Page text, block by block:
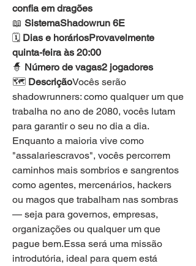
confia em dragões
📖 SistemaShadowrun 6E
🗓️ Dias e horáriosProvavelmente
quinta-feira às 20:00
🧙 Número de vagas2 jogadores
🗺️ DescriçãoVocês serão
shadowrunners: como qualquer um que
trabalha no ano de 2080, vocês lutam
para garantir o seu no dia a dia.
Enquanto a maioria vive como
"assalariescravos", vocês percorrem
caminhos mais sombrios e sangrentos
como agentes, mercenários, hackers
ou magos que trabalham nas sombras
— seja para governos, empresas,
organizações ou qualquer um que
pague bem.Essa será uma missão
introdutória, ideal para quem está